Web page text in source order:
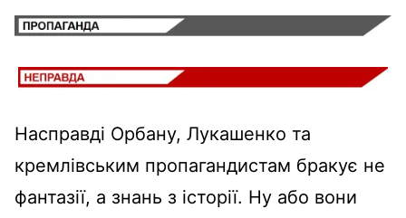
Насправді Орбану, Лукашенко та
кремлівським пропагандистам бракує не
фантазії, а знань з історії. Ну або вони